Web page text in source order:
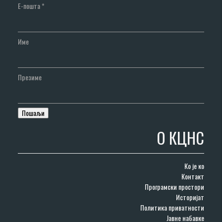
Е-пошта*
Име
Презиме
О КЦНС
Ко је ко
Контакт
Програмски простори
Историјат
Политика приватности
Јавне набавке